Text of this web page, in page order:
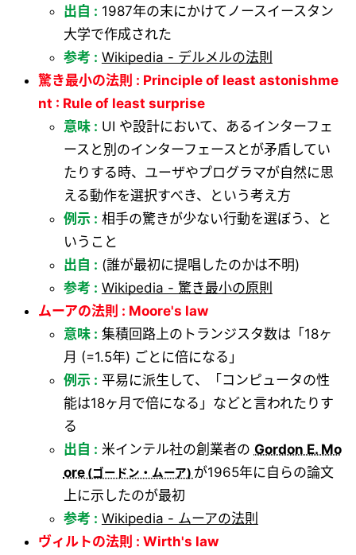
出自 : 1987年の末にかけてノースイースタン
大学で作成された
参考 : Wikipedia - デルメルの法則
驚き最小の法則 : Principle of least astonishme
nt : Rule of least surprise
意味 : UI や設計において、あるインターフェ
ースと別のインターフェースとが矛盾してい
たりする時、ユーザやプログラマが自然に思
える動作を選択すべき、という考え方
例示 : 相手の驚きが少ない行動を選ぼう、と
いうこと
出自 : (誰が最初に提唱したのかは不明)
参考 : Wikipedia - 驚き最小の原則
ムーアの法則 : Moore's law
意味 : 集積回路上のトランジスタ数は「18ヶ
月 (=1.5年) ごとに倍になる」
例示 : 平易に派生して、「コンピュータの性
能は18ヶ月で倍になる」などと言われたりす
る
出自 : 米インテル社の創業者の Gordon E. Mo
ore
が1965年に自らの論文
上に示したのが最初
参考 : Wikipedia - ムーアの法則
ヴィルトの法則 : Wirth's law